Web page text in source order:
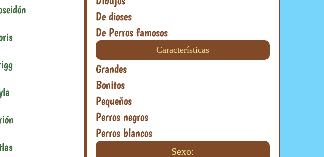
De dioses
De Perros famosos
Características
Grandes
Bonitos
Pequeños
Perros negros
Perros blancos
Sexo: